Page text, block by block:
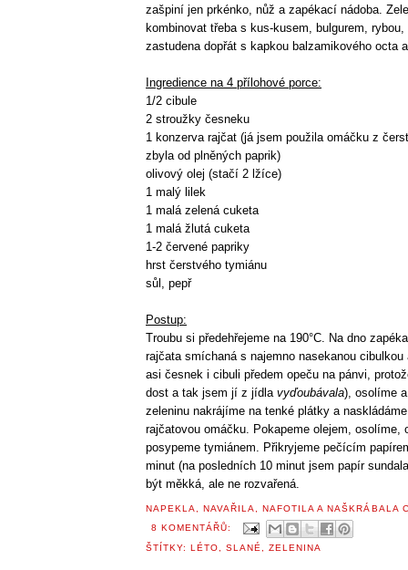
zašpiní jen prkénko, nůž a zapékací nádoba.
kombinovat třeba s kus-kusem, bulgurem,
zastudena dopřát s kapkou balzamikového octa
Ingredience na 4 přílohové porce:
1/2 cibule
2 stroužky česneku
1 konzerva rajčat (já jsem použila omáčku z
zbyla od plněných paprik)
olivový olej (stačí 2 lžíce)
1 malý lilek
1 malá zelená cuketa
1 malá žlutá cuketa
1-2 červené papriky
hrst čerstvého tymiánu
sůl, pepř
Postup:
Troubu si předehřejeme na 190°C. Na dno
rajčata smíchaná s najemno nasekanou
asi česnek i cibuli předem opeču na pánvi,
dost a tak jsem jí z jídla vyďoubávala), osolíme
zeleninu nakrájíme na tenké plátky a
rajčatovou omáčku. Pokapeme olejem, osolíme,
posypeme tymiánem. Přikryjeme pečícím
minut (na posledních 10 minut jsem papír
být měkká, ale ne rozvařená.
NAPEKLA, NAVAŘILA, NAFOTILA A NAŠKRÁBALA
8 KOMENTÁŘŮ:
ŠTÍTKY:LÉTO ,SLANÉ ,ZELENINA